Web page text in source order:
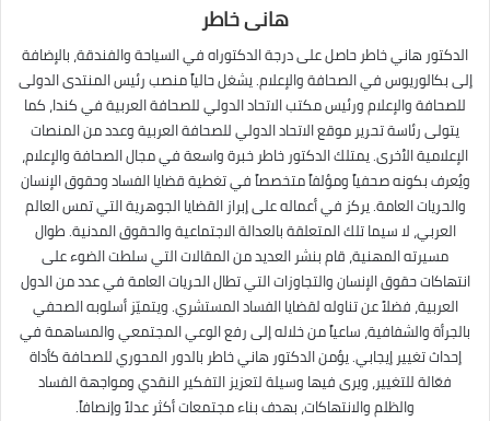
هانى خاطر
الدكتور هاني خاطر حاصل على درجة الدكتوراه في السياحة والفندقة، بالإضافة
إلى بكالوريوس في الصحافة والإعلام. يشغل حالياً منصب رئيس المنتدى الدولى
للصحافة والإعلام ورئيس مكتب الاتحاد الدولي للصحافة العربية في كندا، كما
يتولى رئاسة تحرير موقع الاتحاد الدولي للصحافة العربية وعدد من المنصات
الإعلامية الأخرى. يمتلك الدكتور خاطر خبرة واسعة في مجال الصحافة والإعلام،
ويُعرف بكونه صحفياً ومؤلفاً متخصصاً في تغطية قضايا الفساد وحقوق الإنسان
والحريات العامة. يركز في أعماله على إبراز القضايا الجوهرية التي تمس العالم
العربي، لا سيما تلك المتعلقة بالعدالة الاجتماعية والحقوق المدنية. طوال
مسيرته المهنية، قام بنشر العديد من المقالات التي سلطت الضوء على
انتهاكات حقوق الإنسان والتجاوزات التي تطال الحريات العامة في عدد من الدول
العربية، فضلاً عن تناوله لقضايا الفساد المستشري. ويتميّز أسلوبه الصحفي
بالجرأة والشفافية، ساعياً من خلاله إلى رفع الوعي المجتمعي والمساهمة في
إحداث تغيير إيجابي. يؤمن الدكتور هاني خاطر بالدور المحوري للصحافة كأداة
فعّالة للتغيير، ويرى فيها وسيلة لتعزيز التفكير النقدي ومواجهة الفساد
والظلم والانتهاكات، بهدف بناء مجتمعات أكثر عدلاً وإنصافاً.